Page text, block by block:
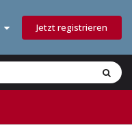
Jetzt registrieren